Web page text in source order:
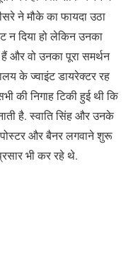
ने मौके का फायदा उठा
न दिया हो लेकिन उनका
और वो उनका पूरा समर्थन
के ज्वाइंट डायरेक्टर रह
की निगाह टिकी हुई थी कि
है. स्वाति सिंह और उनके
पोस्टर और बैनर लगवाने शुरू
भी कर रहे थे.